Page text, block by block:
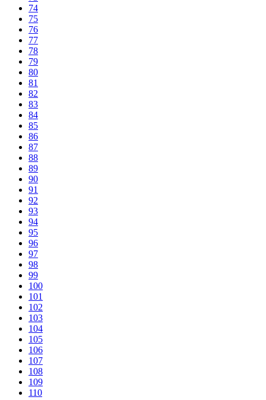
74
75
76
77
78
79
80
81
82
83
84
85
86
87
88
89
90
91
92
93
94
95
96
97
98
99
100
101
102
103
104
105
106
107
108
109
110